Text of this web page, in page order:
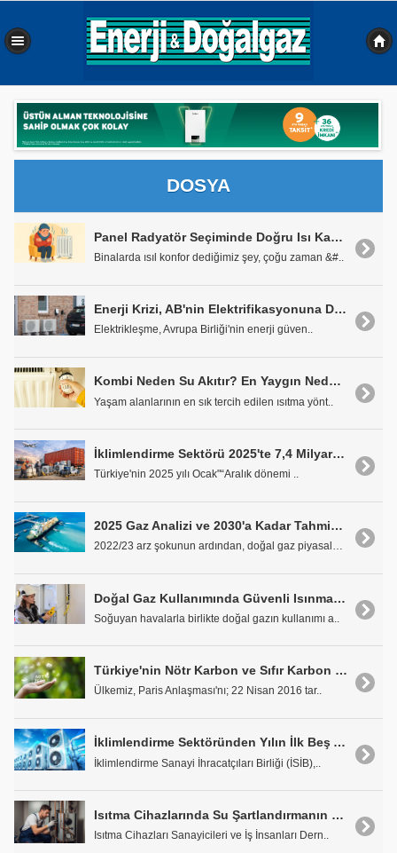
DOSYA
Panel Radyatör Seçiminde Doğru Isı Kaybı Yaklaşımı
Binalarda ısıl konfor dediğimiz şey, çoğu zaman &#..
Enerji Krizi, AB'nin Elektrifikasyonuna Daha Güçlü Bir İvme Kazandırıyor
Elektrikleşme, Avrupa Birliği'nin enerji güven..
Kombi Neden Su Akıtır? En Yaygın Nedenler ve Alınabilecek Önlemler
Yaşam alanlarının en sık tercih edilen ısıtma yönt..
İklimlendirme Sektörü 2025'te 7,4 Milyar Dolarlık Hacmiyle Stratejik Konumunu Güçlendirdi
Türkiye'nin 2025 yılı Ocak"“Aralık dönemi ..
2025 Gaz Analizi ve 2030'a Kadar Tahminler
2022/23 arz şokunun ardından, doğal gaz piyasaları..
Doğal Gaz Kullanımında Güvenli Isınma için 9 Önemli Adım
Soğuyan havalarla birlikte doğal gazın kullanımı a..
Türkiye'nin Nötr Karbon ve Sıfır Karbon Yaklaşımları
Ülkemiz, Paris Anlaşması'nı; 22 Nisan 2016 tar..
İklimlendirme Sektöründen Yılın İlk Beş Ayında 3,09 Milyar Dolarlık İhracat
İklimlendirme Sanayi İhracatçıları Birliği (İSİB),..
Isıtma Cihazlarında Su Şartlandırmanın Önemi ve Devreye Alım Kuralları
Isıtma Cihazları Sanayicileri ve İş İnsanları Dern..
0,074 sn